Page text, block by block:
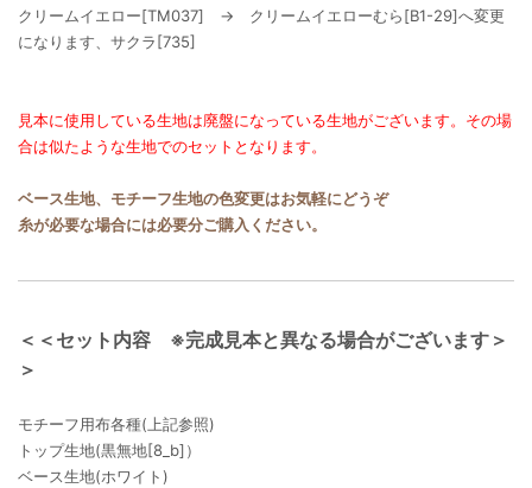
クリームイエロー[TM037] → クリームイエローむら[B1-29]へ変更
になります、サクラ[735]
見本に使用している生地は廃盤になっている生地がございます。その場
合は似たような生地でのセットとなります。
ベース生地、モチーフ生地の色変更はお気軽にどうぞ
糸が必要な場合には必要分ご購入ください。
＜＜セット内容 ※完成見本と異なる場合がございます＞
＞
モチーフ用布各種(上記参照)
トップ生地(黒無地[8_b]）
ベース生地(ホワイト)